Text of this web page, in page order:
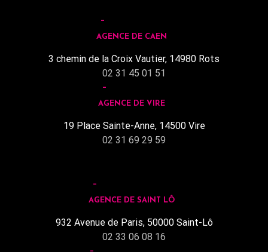
AGENCE DE CAEN
3 chemin de la Croix Vautier, 14980 Rots
02 31 45 01 51
AGENCE DE VIRE
19 Place Sainte-Anne, 14500 Vire
02 31 69 29 59
AGENCE DE SAINT LÔ
932 Avenue de Paris, 50000 Saint-Lô
02 33 06 08 16